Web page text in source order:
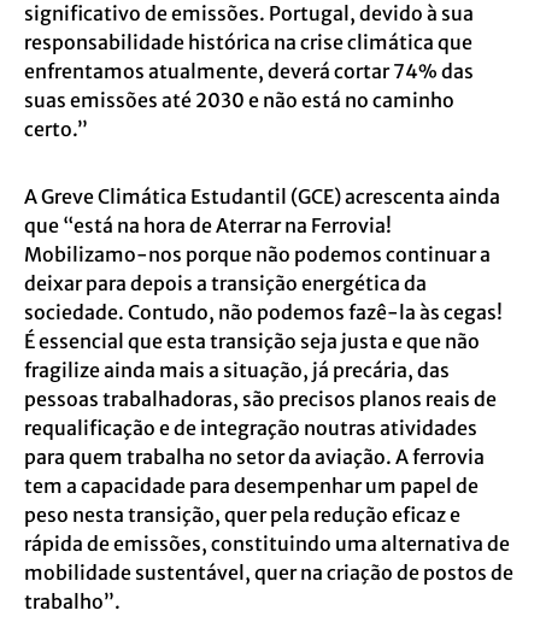
significativo de emissões. Portugal, devido à sua
responsabilidade histórica na crise climática que
enfrentamos atualmente, deverá cortar 74% das
suas emissões até 2030 e não está no caminho
certo.”
A Greve Climática Estudantil (GCE) acrescenta ainda
que “está na hora de Aterrar na Ferrovia!
Mobilizamo-nos porque não podemos continuar a
deixar para depois a transição energética da
sociedade. Contudo, não podemos fazê-la às cegas!
É essencial que esta transição seja justa e que não
fragilize ainda mais a situação, já precária, das
pessoas trabalhadoras, são precisos planos reais de
requalificação e de integração noutras atividades
para quem trabalha no setor da aviação. A ferrovia
tem a capacidade para desempenhar um papel de
peso nesta transição, quer pela redução eficaz e
rápida de emissões, constituindo uma alternativa de
mobilidade sustentável, quer na criação de postos de
trabalho”.